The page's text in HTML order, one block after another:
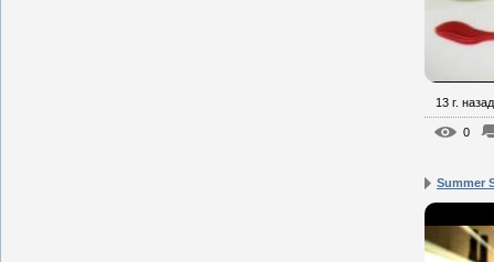
13 г. назад
0
Summer